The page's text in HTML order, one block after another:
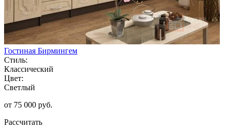
Гостиная Бирмингем
Стиль:
Классический
Цвет:
Светлый
от 75 000 руб.
Рассчитать